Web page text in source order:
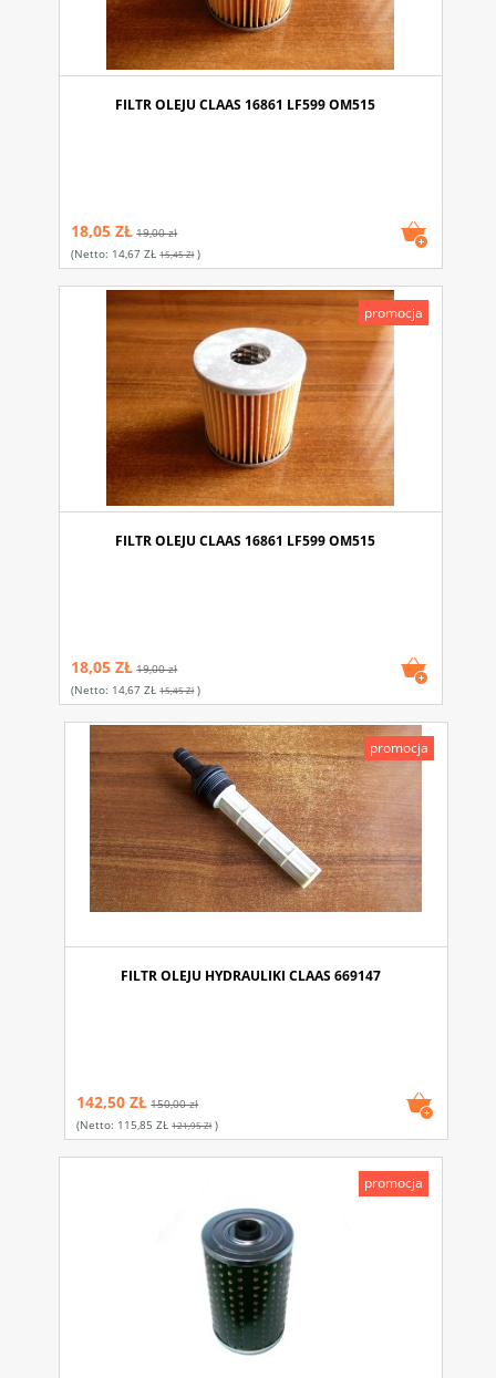
FILTR OLEJU CLAAS 16861 LF599 OM515
18,05 ZŁ 19,00 zł
(netto: 14,67 ZŁ 15,45 Zł)
FILTR OLEJU CLAAS 16861 LF599 OM515
18,05 ZŁ 19,00 zł
(netto: 14,67 ZŁ 15,45 Zł)
promocja
FILTR OLEJU HYDRAULIKI CLAAS 669147
142,50 ZŁ 150,00 zł
(netto: 115,85 ZŁ 121,95 Zł)
promocja
promocja